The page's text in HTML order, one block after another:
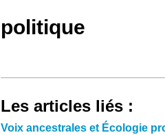
politique
Les articles liés :
Voix ancestrales et Écologie